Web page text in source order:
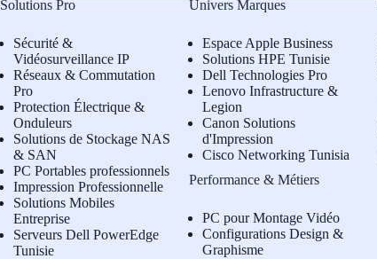
Solutions Pro
Sécurité &
Vidéosurveillance IP
Réseaux & Commutation
Pro
Protection Électrique &
Onduleurs
Solutions de Stockage NAS
& SAN
PC Portables professionnels
Impression Professionnelle
Solutions Mobiles
Entreprise
Serveurs Dell PowerEdge
Tunisie
Univers Marques
Espace Apple Business
Solutions HPE Tunisie
Dell Technologies Pro
Lenovo Infrastructure &
Legion
Canon Solutions
d'Impression
Cisco Networking Tunisia
Performance & Métiers
PC pour Montage Vidéo
Configurations Design &
Graphisme